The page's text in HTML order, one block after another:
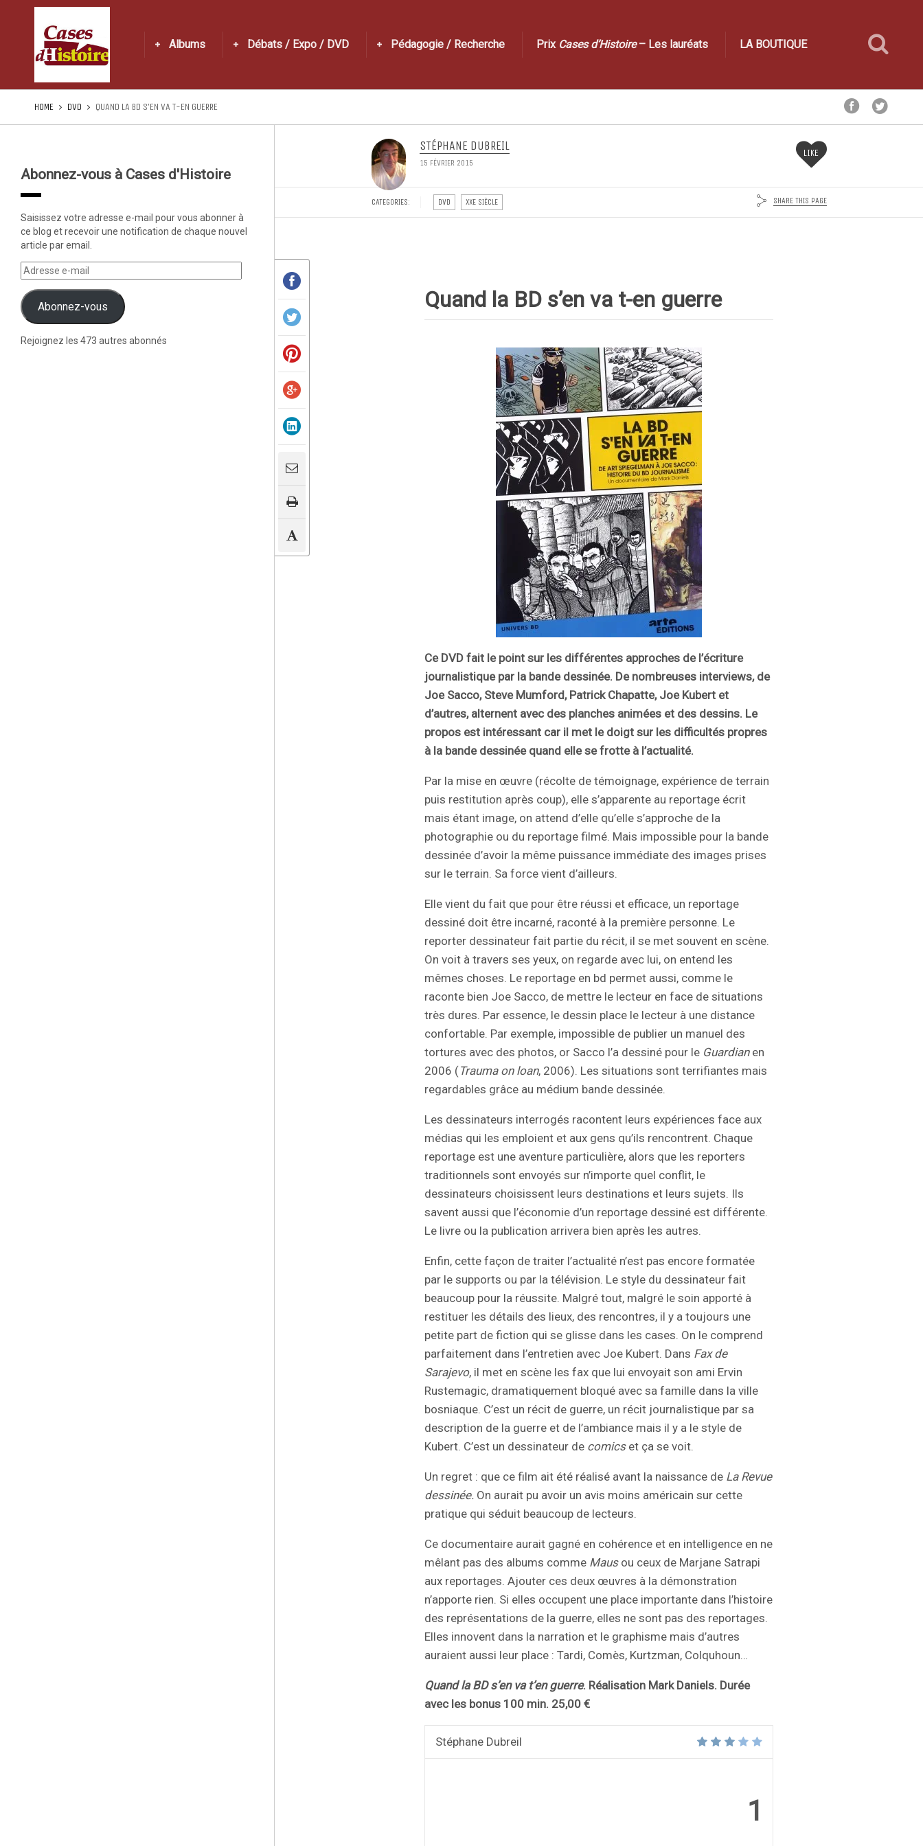
Albums Débats / Expo / DVD Pédagogie / Recherche Prix Cases d’Histoire– Les lauréats LA BOUTIQUE
HOME DVD QUAND LA BD S’EN VA T-EN GUERRE
Abonnez-vous à Cases d'Histoire
Saisissez votre adresse e-mail pour vous abonner à
ce blog et recevoir une notification de chaque nouvel
article par email.
Abonnez-vous
Rejoignez les 473 autres abonnés
STÉPHANE DUBREIL
15 FÉVRIER 2015
LIKE
CATEGORIES: DVD XXE SIÈCLE SHARE THIS PAGE
Quand la BD s’en va t-en guerre
Ce DVD fait le point sur les différentes approches de l’écriture
journalistique par la bande dessinée. De nombreuses interviews, de
Joe Sacco, Steve Mumford, Patrick Chapatte, Joe Kubert et
d’autres, alternent avec des planches animées et des dessins. Le
propos est intéressant car il met le doigt sur les difficultés propres
à la bande dessinée quand elle se frotte à l’actualité.
Par la mise en œuvre (récolte de témoignage, expérience de terrain
puis restitution après coup), elle s’apparente au reportage écrit
mais étant image, on attend d’elle qu’elle s’approche de la
photographie ou du reportage filmé. Mais impossible pour la bande
dessinée d’avoir la même puissance immédiate des images prises
sur le terrain. Sa force vient d’ailleurs.
Elle vient du fait que pour être réussi et efficace, un reportage
dessiné doit être incarné, raconté à la première personne. Le
reporter dessinateur fait partie du récit, il se met souvent en scène.
On voit à travers ses yeux, on regarde avec lui, on entend les
mêmes choses. Le reportage en bd permet aussi, comme le
raconte bien Joe Sacco, de mettre le lecteur en face de situations
très dures. Par essence, le dessin place le lecteur à une distance
confortable. Par exemple, impossible de publier un manuel des
tortures avec des photos, or Sacco l’a dessiné pour le Guardianen
2006 (Trauma on loan, 2006). Les situations sont terrifiantes mais
regardables grâce au médium bande dessinée.
Les dessinateurs interrogés racontent leurs expériences face aux
médias qui les emploient et aux gens qu’ils rencontrent. Chaque
reportage est une aventure particulière, alors que les reporters
traditionnels sont envoyés sur n’importe quel conflit, le
dessinateurs choisissent leurs destinations et leurs sujets. Ils
savent aussi que l’économie d’un reportage dessiné est différente.
Le livre ou la publication arrivera bien après les autres.
Enfin, cette façon de traiter l’actualité n’est pas encore formatée
par le supports ou par la télévision. Le style du dessinateur fait
beaucoup pour la réussite. Malgré tout, malgré le soin apporté à
restituer les détails des lieux, des rencontres, il y a toujours une
petite part de fiction qui se glisse dans les cases. On le comprend
parfaitement dans l’entretien avec Joe Kubert. Dans Fax de
Sarajevo, il met en scène les fax que lui envoyait son ami Ervin
Rustemagic, dramatiquement bloqué avec sa famille dans la ville
bosniaque. C’est un récit de guerre, un récit journalistique par sa
description de la guerre et de l’ambiance mais il y a le style de
Kubert. C’est un dessinateur de comicset ça se voit.
Un regret : que ce film ait été réalisé avant la naissance de La Revue
dessinée. On aurait pu avoir un avis moins américain sur cette
pratique qui séduit beaucoup de lecteurs.
Ce documentaire aurait gagné en cohérence et en intelligence en ne
mêlant pas des albums comme Mausou ceux de Marjane Satrapi
aux reportages. Ajouter ces deux œuvres à la démonstration
n’apporte rien. Si elles occupent une place importante dans l’histoire
des représentations de la guerre, elles ne sont pas des reportages.
Elles innovent dans la narration et le graphisme mais d’autres
auraient aussi leur place : Tardi, Comès, Kurtzman, Colquhoun…
Quand la BD s’en va t’en guerre. Réalisation Mark Daniels. Durée
avec les bonus 100 min. 25,00 €
Stéphane Dubreil
1